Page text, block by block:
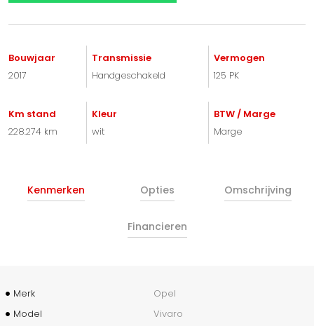
Bouwjaar
2017
Transmissie
Handgeschakeld
Vermogen
125 PK
Km stand
228.274 km
Kleur
wit
BTW / Marge
Marge
Kenmerken Opties Omschrijving
Financieren
Merk
Opel
Model
Vivaro